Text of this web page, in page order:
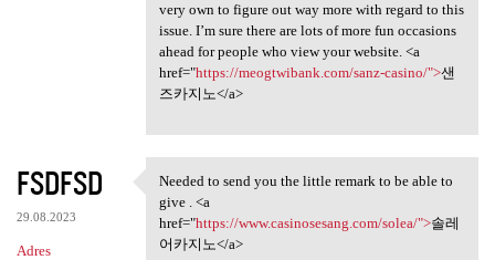
very own to figure out way more with regard to this
issue. I’m sure there are lots of more fun occasions
ahead for people who view your website. <a
href="https://meogtwibank.com/sanz-casino/">샌
즈카지노</a>
FSDFSD
29.08.2023
Adres
Needed to send you the little
Needed to send you the little remark to be able to
give . <a
href="https://www.casinosesang.com/solea/">솔레
어카지노</a>